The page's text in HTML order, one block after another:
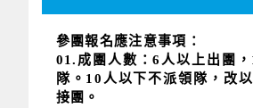
參團報名應注意事項：
01.成團人數：6人以上出團
隊。10人以下不派領隊，改
接團。